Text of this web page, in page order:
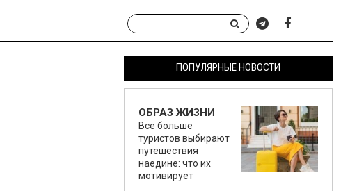
ПОПУЛЯРНЫЕ НОВОСТИ
ОБРАЗ ЖИЗНИ
Все больше
туристов выбирают
путешествия
наедине: что их
мотивирует